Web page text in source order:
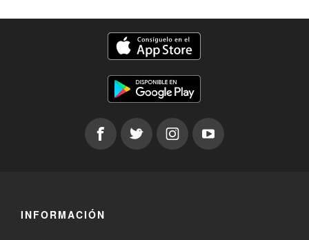
INFORMACIÓN